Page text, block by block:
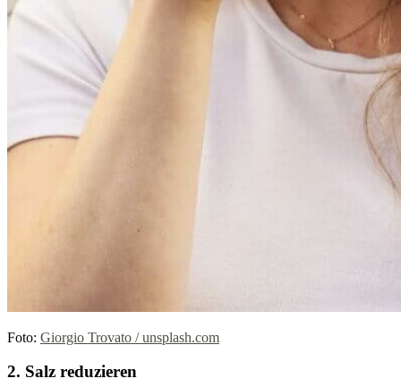
Foto: Giorgio Trovato / unsplash.com
2. Salz reduzieren